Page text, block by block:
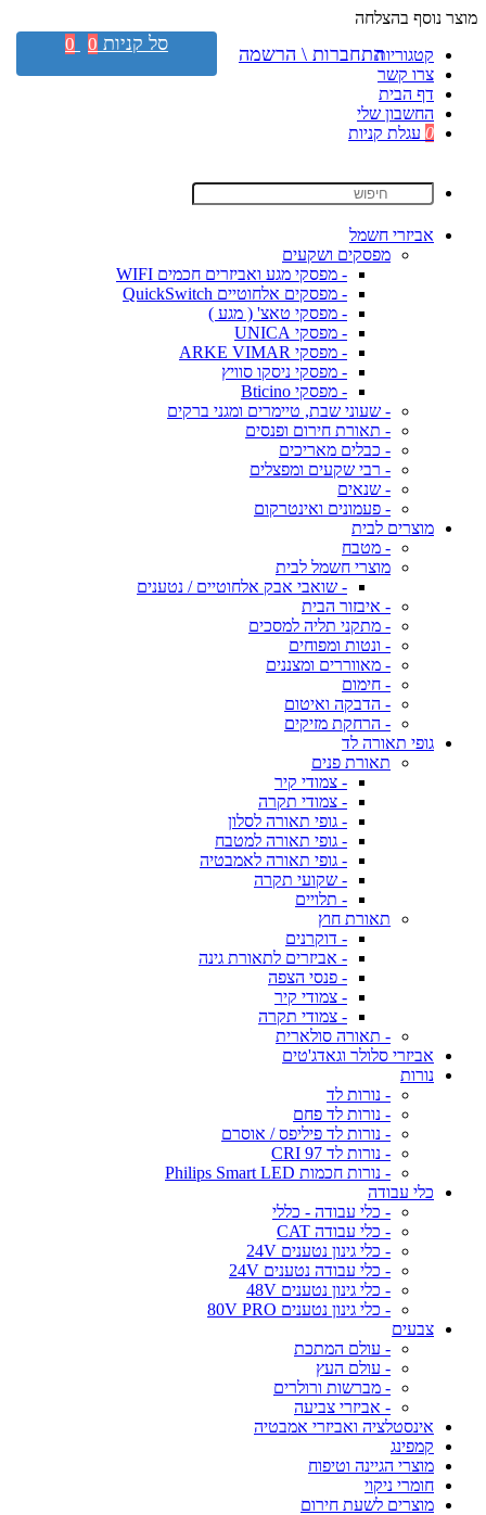
מוצר נוסף בהצלחה
קטגוריות
צרו קשר
דף הבית
החשבון שלי
0 עגלת קניות
אביזרי חשמל
מפסקים ושקעים
- מפסקי מגע ואביזרים חכמים WIFI
- מפסקים אלחוטיים QuickSwitch
- מפסקי טאצ' ( מגע )
- מפסקי UNICA
- מפסקי ARKE VIMAR
- מפסקי ניסקו סוויץ
- מפסקי Bticino
- שעוני שבת, טיימרים ומגני ברקים
- תאורת חירום ופנסים
- כבלים מאריכים
- רבי שקעים ומפצלים
- שנאים
- פעמונים ואינטרקום
מוצרים לבית
- מטבח
מוצרי חשמל לבית
- שואבי אבק אלחוטיים / נטענים
- איבזור הבית
- מתקני תליה למסכים
- ונטות ומפוחים
- מאווררים ומצננים
- חימום
- הדבקה ואיטום
- הרחקת מזיקים
גופי תאורה לד
תאורת פנים
- צמודי קיר
- צמודי תקרה
- גופי תאורה לסלון
- גופי תאורה למטבח
- גופי תאורה לאמבטיה
- שקועי תקרה
- תלויים
תאורת חוץ
- דוקרנים
- אביזרים לתאורת גינה
- פנסי הצפה
- צמודי קיר
- צמודי תקרה
- תאורה סולארית
אביזרי סלולר וגאדג'טים
נורות
- נורות לד
- נורות לד פחם
- נורות לד פיליפס / אוסרם
- נורות לד CRI 97
- נורות חכמות Philips Smart LED
כלי עבודה
- כלי עבודה - כללי
- כלי עבודה CAT
- כלי גינון נטענים 24V
- כלי עבודה נטענים 24V
- כלי גינון נטענים 48V
- כלי גינון נטענים 80V PRO
צבעים
- עולם המתכת
- עולם העץ
- מברשות ורולרים
- אביזרי צביעה
אינסטלציה ואביזרי אמבטיה
קמפינג
מוצרי הגיינה וטיפוח
חומרי ניקוי
מוצרים לשעת חירום
התחברות \ הרשמה סל קניות 0
0